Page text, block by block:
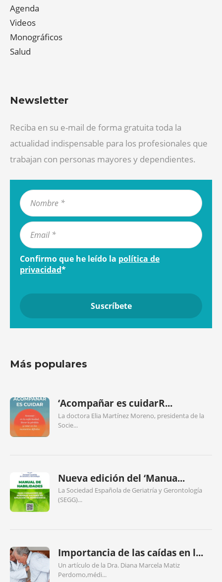
Agenda
Videos
Monográficos
Salud
Newsletter
Reciba en su e-mail de forma gratuita toda la
actualidad indispensable para los profesionales que
trabajan con personas mayores y dependientes.
Confirmo que he leído la política de
privacidad*
Más populares
‘Acompañar es cuidarR...
La doctora Elia Martínez Moreno, presidenta de la
Socie...
Nueva edición del ‘Manua...
La Sociedad Española de Geriatría y Gerontología
(SEGG)...
Importancia de las caídas en l...
Un artículo de la Dra. Diana Marcela Matiz
Perdomo,médi...